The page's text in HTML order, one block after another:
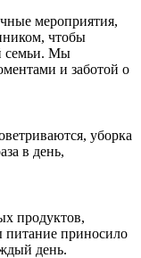
мероприятия,
чтобы
семьи. Мы
и заботой о
уборка
в день,
продуктов,
питание приносило
день.